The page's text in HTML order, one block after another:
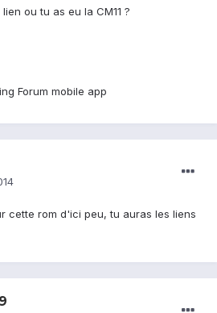
ou tu as eu la CM11 ?
Forum mobile app
cette rom d'ici peu, tu auras les liens